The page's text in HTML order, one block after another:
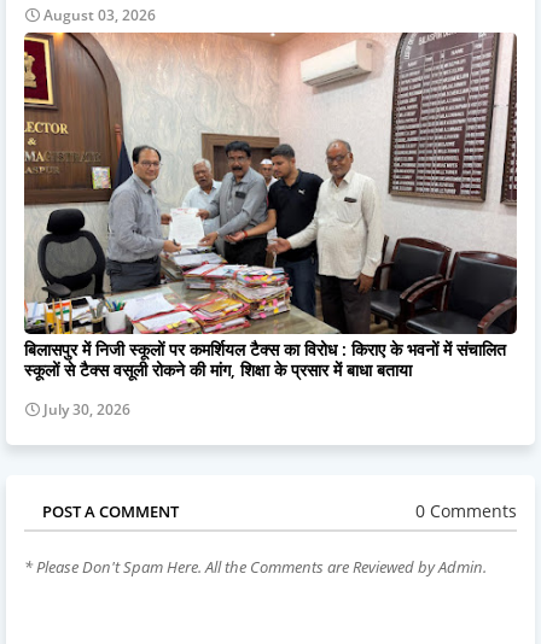
August 03, 2026
बिलासपुर में निजी स्कूलों पर कमर्शियल टैक्स का विरोध : किराए के भवनों में संचालित
स्कूलों से टैक्स वसूली रोकने की मांग, शिक्षा के प्रसार में बाधा बताया
July 30, 2026
POST A COMMENT 0 Comments
* Please Don't Spam Here. All the Comments are Reviewed by Admin.